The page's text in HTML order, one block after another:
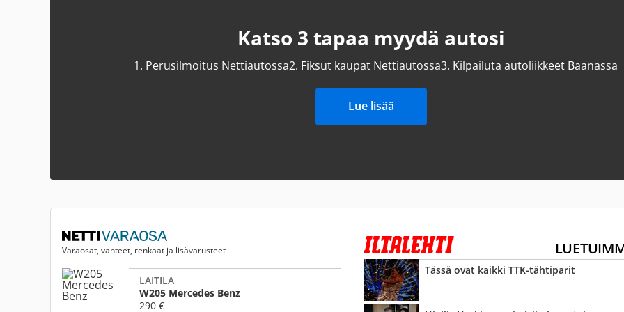
Katso 3 tapaa myydä autosi
1. Perusilmoitus Nettiautossa2. Fiksut kaupat Nettiautossa3. Kilpailuta autoliikkeet Baanassa
Lue lisää
Varaosat, vanteet, renkaat ja lisävarusteet
LAITILA
W205 Mercedes Benz
290 €
Tässä ovat kaikki TTK-tähtiparit